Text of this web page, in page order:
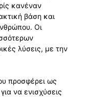
κανέναν
βάση και
Οι
λύσεις, με την
προσφέρει ως
να ενισχύσεις